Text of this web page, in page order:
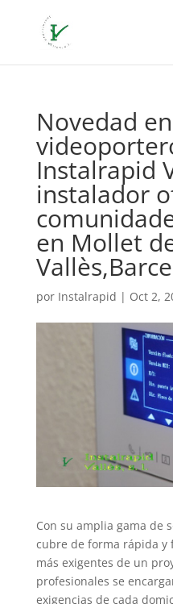
Novedad en
Instalrapid
instalador
en Mollet
por Instalrapid | Oct 2,
Con su amplia gama de
cubre de forma rápida y
más exigentes de un
profesionales se
exigencias de cada